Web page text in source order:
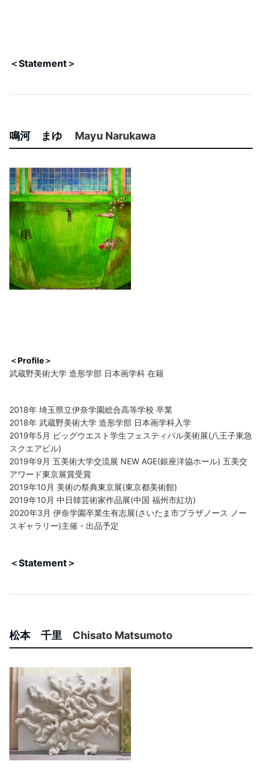
＜Statement＞
鳴河 まゆ Mayu Narukawa
＜Profile＞
武蔵野美術大学 造形学部 日本画学科 在籍
2018年 埼玉県立伊奈学園総合高等学校 卒業
2018年 武蔵野美術大学 造形学部 日本画学科入学
2019年5月 ビッグウエスト学生フェスティバル美術展(八王子東急
スクエアビル)
2019年9月 五美術大学交流展 NEW AGE(銀座洋協ホール) 五美交
アワード東京展賞受賞
2019年10月 美術の祭典東京展(東京都美術館)
2019年10月 中日韓芸術家作品展(中国 福州市紅坊)
2020年3月 伊奈学園卒業生有志展(さいたま市プラザノース ノー
スギャラリー)主催・出品予定
＜Statement＞
松本 千里 Chisato Matsumoto